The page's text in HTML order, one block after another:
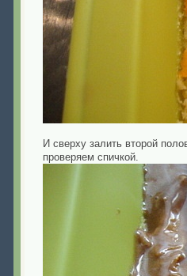
И сверху залить второй
проверяем спичкой.